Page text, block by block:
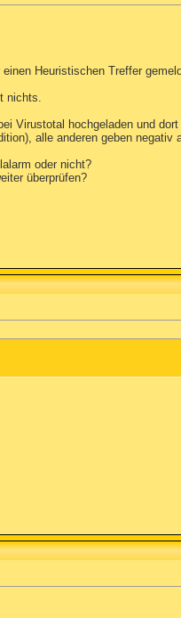
Heuristischen Treffer
nichts.
Virustotal hochgeladen und
alle anderen geben negativ
oder nicht?
überprüfen?